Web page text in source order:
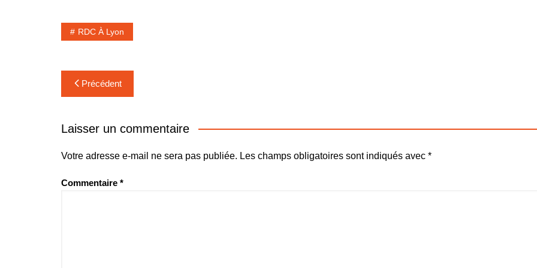
RDC À Lyon
Navigation
de
l’article
Précédent
Laisser un commentaire
Votre adresse e-mail ne sera pas publiée. Les champs obligatoires sont indiqués avec *
Commentaire *